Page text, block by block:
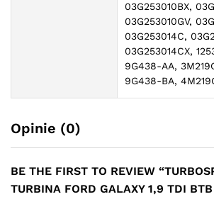
03G253010BX,
03G253010GV,
03G253014C,
03G253014CX,
9G438-AA,
9G438-BA,
Opinie (0)
BE THE FIRST TO REVIEW
TURBINA FORD GALAXY 1,9 TDI